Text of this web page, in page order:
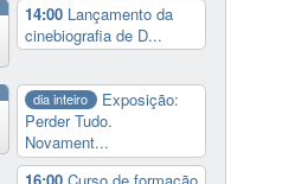
14:00 Lançamento da
cinebiografia de D...
dia inteiro
Exposição:
Perder Tudo.
Novament...